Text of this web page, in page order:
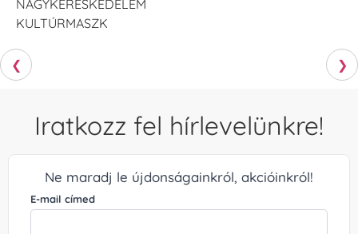
NAGYKERESKEDELEM
KULTÚRMASZK
❮ ❯
Iratkozz fel hírlevelünkre!
Ne maradj le újdonságainkról, akcióinkról!
E-mail címed